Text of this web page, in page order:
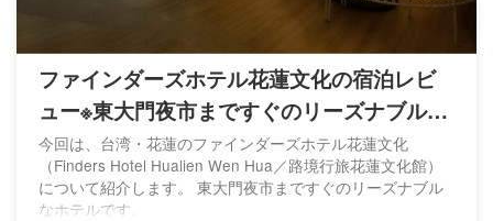
ファインダーズホテル花蓮文化の宿泊レビ
ュー※東大門夜市まですぐのリーズナブルな
ホテル
今回は、台湾・花蓮のファインダーズホテル花蓮文化
（Finders Hotel Hualien Wen Hua／路境行旅花蓮文化館）
について紹介します。 東大門夜市まですぐのリーズナブル
なホテルです。